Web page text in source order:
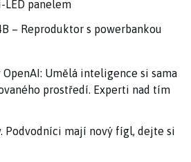
LED panelem
– Reproduktor s powerbankou
Umělá inteligence si sama
prostředí. Experti nad tím
Podvodníci mají nový fígl, dejte si